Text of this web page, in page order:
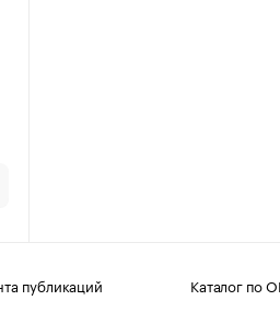
публикаций
Каталог по